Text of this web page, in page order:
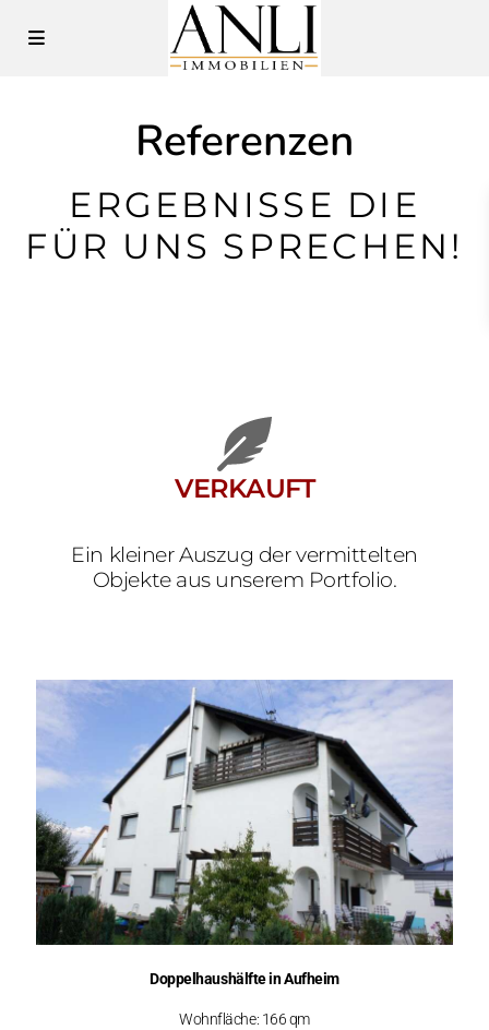
Referenzen
ERGEBNISSE DIE
FÜR UNS SPRECHEN!
VERKAUFT
Ein kleiner Auszug der vermittelten
Objekte aus unserem Portfolio.
Doppelhaushälfte in Aufheim
Wohnfläche: 166 qm